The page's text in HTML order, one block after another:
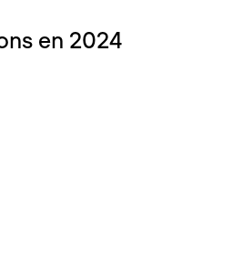
en 2024